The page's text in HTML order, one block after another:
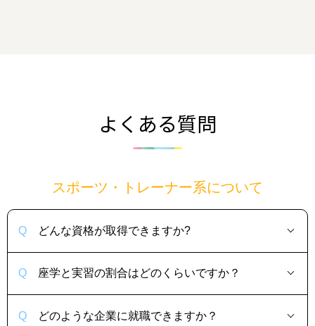
よくある質問
スポーツ・トレーナー系について
どんな資格が取得できますか?
座学と実習の割合はどのくらいですか？
どのような企業に就職できますか？